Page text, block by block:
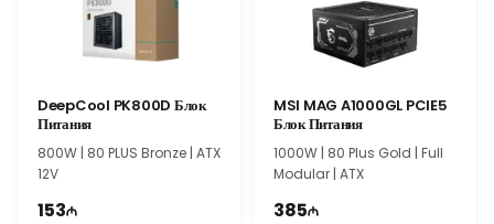
DeepCool PK800D Блок
Питания
800W | 80 PLUS Bronze | ATX
12V
153
MSI MAG A1000GL PCIE5
Блок Питания
1000W | 80 Plus Gold | Full
Modular | ATX
385